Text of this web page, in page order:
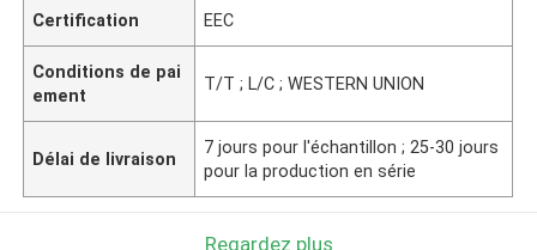
Certification EEC
Conditions de pai
ement
T/T ; L/C ; WESTERN UNION
Délai de livraison
7 jours pour l'échantillon ; 25-30 jours
pour la production en série
Regardez plus